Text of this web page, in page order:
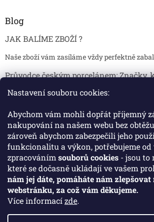
Nastavení souboru cookies:
Abychom vám mohli dopřát příjemný
nakupování na našem webu bez
zároveň abychom zabezpečili jeho
funkcionalitu a výkon, potřebujeme od
zpracováním souborů cookies - jsou to
které se dočasně ukládají ve vašem
nám jej dáte, pomáháte nám zlepšovat
webstránku, za což vám děkujeme.
Více informacízde.
Blog
JAK BALÍME ZBOŽÍ ?
Naše zboží vám zasíláme vždy perfektně
Průvodce českým porcelánem: Značky,
Jak skladovat broušené sklenice, aby se
Broušené sklenice jsou symbolem elegance,
Facebook